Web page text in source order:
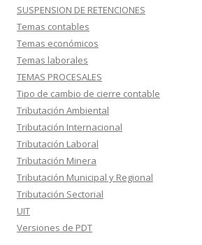
SUSPENSION DE RETENCIONES
Temas contables
Temas económicos
Temas laborales
TEMAS PROCESALES
Tipo de cambio de cierre contable
Tributación Ambiental
Tributación Internacional
Tributación Laboral
Tributación Minera
Tributación Municipal y Regional
Tributación Sectorial
UIT
Versiones de PDT